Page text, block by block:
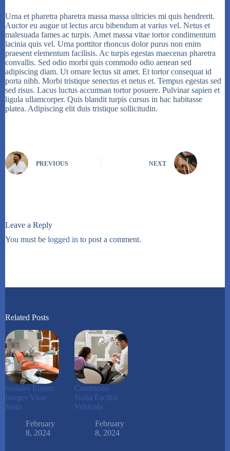
Urna et pharetra pharetra massa massa ultricies mi quis hendrerit.
Auctor eu augue ut lectus arcu bibendum at varius vel. Netus et
malesuada fames ac turpis. Amet massa vitae tortor condimentum
lacinia quis vel. Urna porttitor rhoncus dolor purus non enim
praesent elementum facilisis. Ac turpis egestas maecenas pharetra
convallis. Sed odio morbi quis commodo odio aenean sed
adipiscing diam. Ut ornare lectus sit amet. Et tortor consequat id
porta nibh. Morbi tristique senectus et netus et. Tempus egestas sed
sed risus. Lacus luctus accumsan tortor posuere. Pulvinar sapien et
ligula ullamcorper. Quis blandit turpis cursus in hac habitasse
platea. Adipiscing elit duis tristique sollicitudin.
PREVIOUS NEXT
Leave a Reply
You must be logged in to post a comment.
Related Posts
Sodales Eusem
Integer Vitae
Justo
February
8, 2024
Commodo
Nulla Facilisi
Vehicula
February
8, 2024